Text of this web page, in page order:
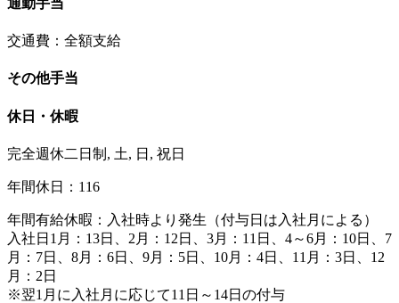
交通費：全額支給
その他手当
休日・休暇
完全週休二日制, 土, 日, 祝日
年間休日：116
年間有給休暇：入社時より発生（付与日は入社月による）
入社日1月：13日、2月：12日、3月：11日、4～6月：10日、7
月：7日、8月：6日、9月：5日、10月：4日、11月：3日、12
月：2日
※翌1月に入社月に応じて11日～14日の付与